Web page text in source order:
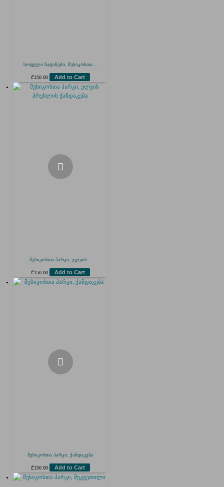
სოფელი ნატანები, მუსიკოსთა...
₾150.00 Add to Cart
მუსიკოსთა პარკი, ელვის...
₾150.00 Add to Cart
მუსიკოსთა პარკი, ქანდაკება
₾150.00 Add to Cart